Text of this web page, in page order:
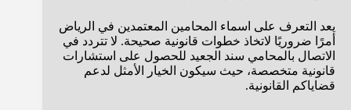
يعد التعرف على اسماء المحامين المعتمدين في الرياض
أمرًا ضروريًا لاتخاذ خطوات قانونية صحيحة. لا تتردد في
الاتصال بالمحامي سند الجعيد للحصول على استشارات
قانونية متخصصة، حيث سيكون الخيار الأمثل لدعم
قضاياكم القانونية.